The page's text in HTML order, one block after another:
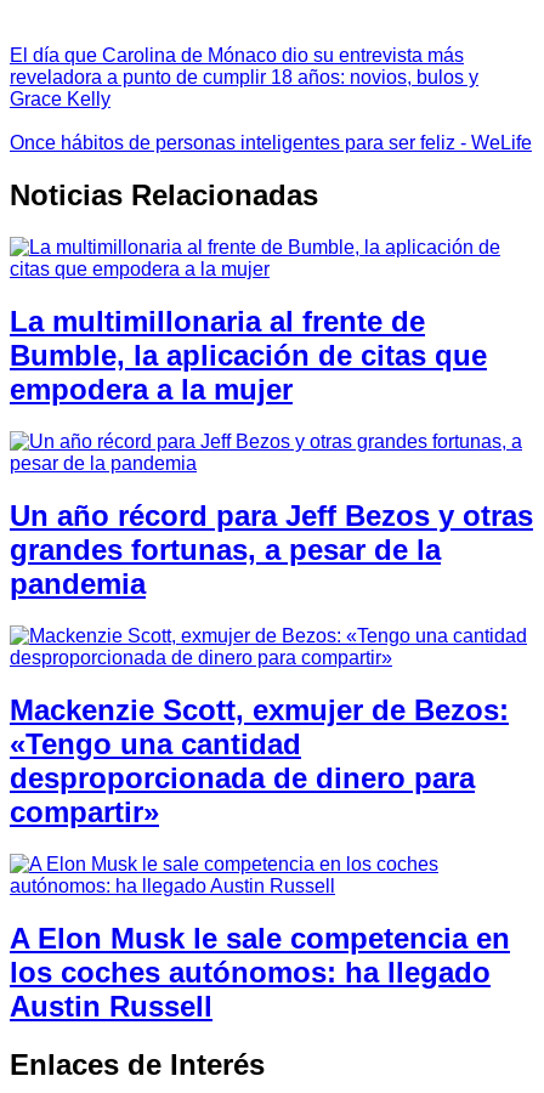
El día que Carolina de Mónaco dio su entrevista más
reveladora a punto de cumplir 18 años: novios, bulos y
Grace Kelly
Once hábitos de personas inteligentes para ser feliz - WeLife
Noticias Relacionadas
La multimillonaria al frente de
Bumble, la aplicación de citas que
empodera a la mujer
Un año récord para Jeff Bezos y otras
grandes fortunas, a pesar de la
pandemia
Mackenzie Scott, exmujer de Bezos:
«Tengo una cantidad
desproporcionada de dinero para
compartir»
A Elon Musk le sale competencia en
los coches autónomos: ha llegado
Austin Russell
Enlaces de Interés